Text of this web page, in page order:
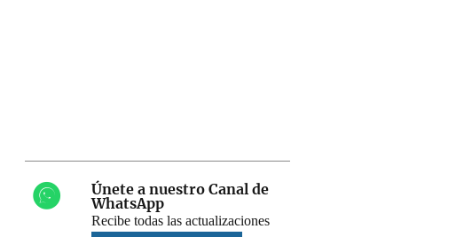
Únete a nuestro Canal de
WhatsApp
Recibe todas las actualizaciones